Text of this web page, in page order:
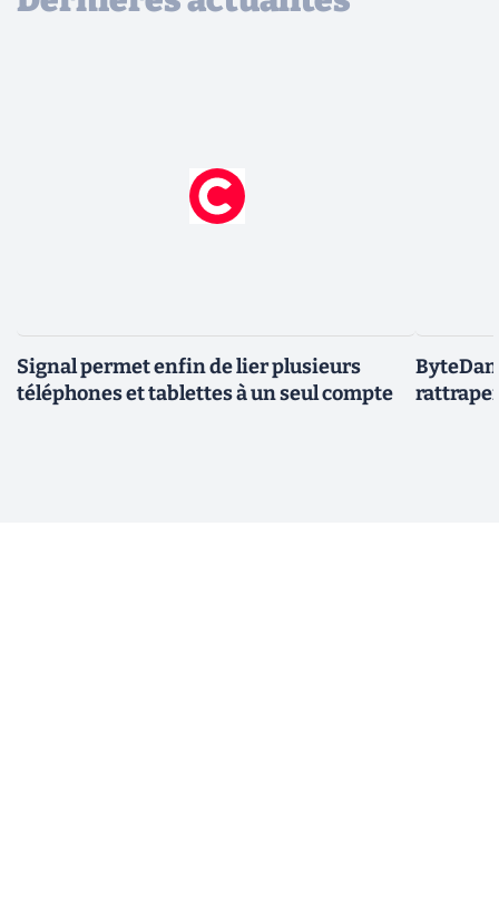
Signal permet enfin de lier plusieurs
téléphones et tablettes à un seul compte